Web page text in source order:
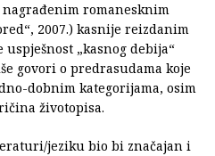
nagrađenim romanesknim
2007.) kasnije reizdanim
uspješnost „kasnog debija“
govori o predrasudama koje
dobnim kategorijama, osim
životopisa.
jeziku bio bi značajan i